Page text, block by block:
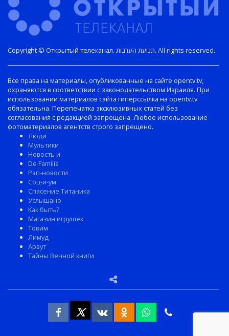
Copyright © Открытый телеканал. תנועת הערבות. All rights reserved.
Все права на материалы, опубликованные на сайте opentv.tv,
охраняются в соответствии с законодательством Израиля. При
использовании материалов сайта гиперссылка на opentv.tv
обязательна. Перепечатка эксклюзивных статей без
согласования с редакцией запрещена. Любое использование
фотоматериалов агентств строго запрещено.
Люди
Мультики
Новость и
De Familia
Рэп-новости
Соц-и-ум
Спасение Титаника
Услышано
Как быть?
Магазин игрушек
Товим
Лимуд
Арвут
Тайны Вечной книги